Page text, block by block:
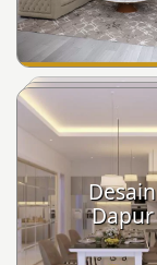
Desain
Dapur